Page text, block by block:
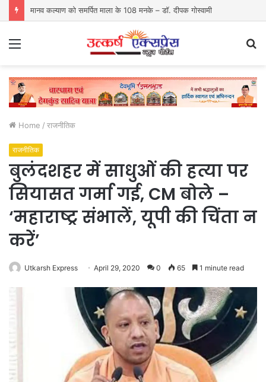
मानव कल्याण को समर्पित माला के 108 मनके – डॉ. दीपक गोस्वामी
Home / राजनीतिक
राजनीतिक
बुलंदशहर में साधुओं की हत्या पर
सियासत गर्मा गई, CM बोले –
‘महाराष्ट्र संभालें, यूपी की चिंता न
करें’
Utkarsh Express April 29, 2020 0 65 1 minute read